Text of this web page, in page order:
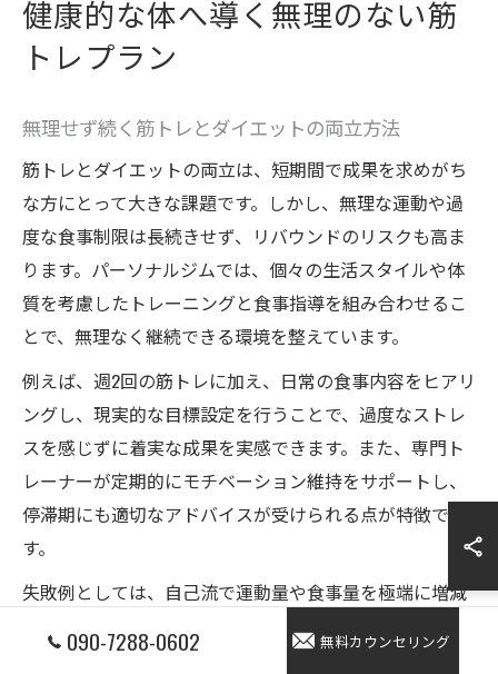
健康的な体へ導く無理のない筋
トレプラン
無理せず続く筋トレとダイエットの両立方法
筋トレとダイエットの両立は、短期間で成果を求めがち
な方にとって大きな課題です。しかし、無理な運動や過
度な食事制限は長続きせず、リバウンドのリスクも高ま
ります。パーソナルジムでは、個々の生活スタイルや体
質を考慮したトレーニングと食事指導を組み合わせるこ
とで、無理なく継続できる環境を整えています。
例えば、週2回の筋トレに加え、日常の食事内容をヒアリ
ングし、現実的な目標設定を行うことで、過度なストレ
スを感じずに着実な成果を実感できます。また、専門ト
レーナーが定期的にモチベーション維持をサポートし、
停滞期にも適切なアドバイスが受けられる点が特徴で
す。
失敗例としては、自己流で運動量や食事量を極端に増減
させてしまい、体調を崩してしまうケースが目立ちま
す。パーソナルジムでは、一人ひとりのペースに合わせ
090-7288-0602 無料カウンセリング